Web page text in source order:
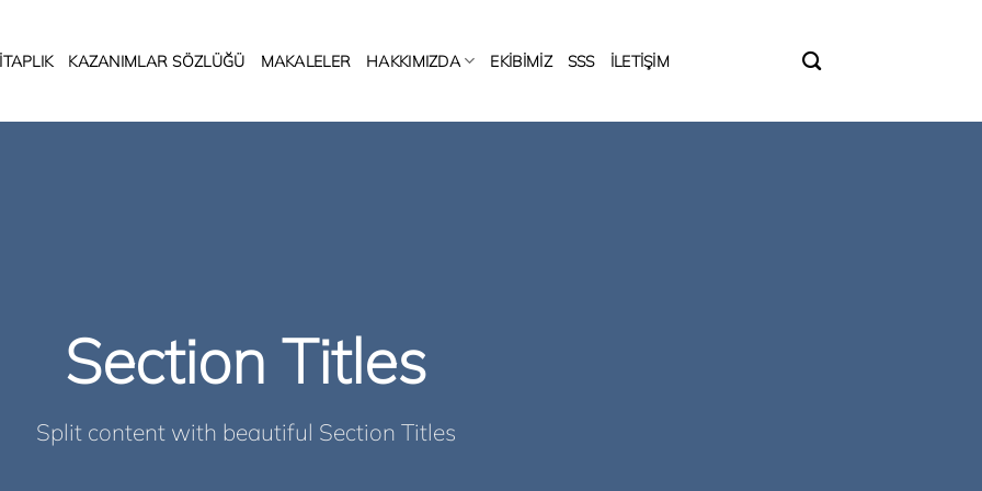
KAZANIMLAR SÖZLÜĞÜ MAKALELER HAKKIMIZDA EKİBİMİZ SSS İLETİŞİM
Section Titles
Split content with beautiful Section Titles